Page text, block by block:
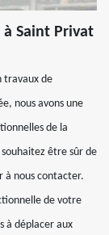
Saint Privat
travaux de
nous avons une
de la
être sûr de
à nous contacter.
de votre
à déplacer aux